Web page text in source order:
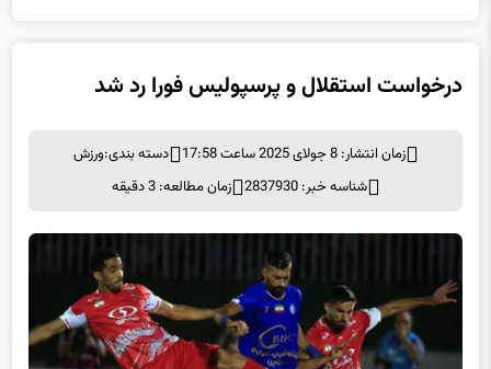
درخواست استقلال و پرسپولیس فورا رد شد
زمان انتشار: 8 جولای 2025 ساعت 17:58 دسته بندی:ورزش
شناسه خبر: 2837930
زمان مطالعه: 3 دقیقه